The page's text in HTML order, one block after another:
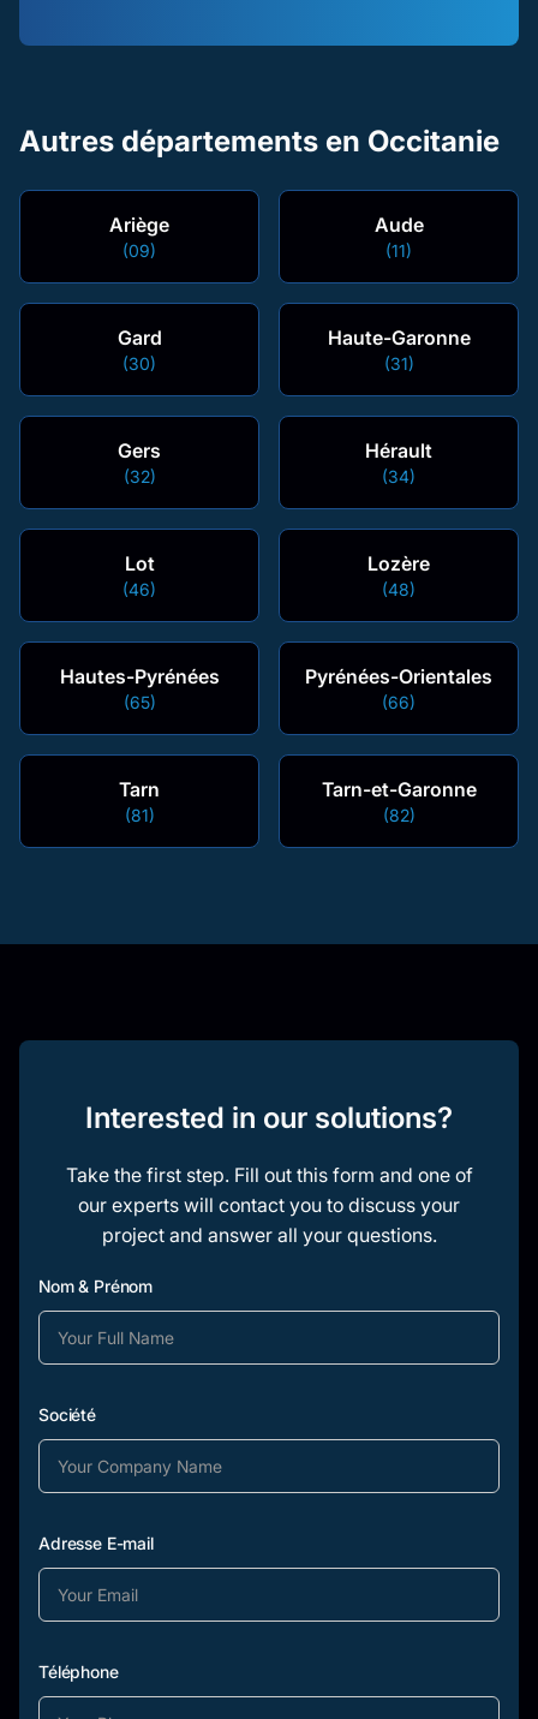
Autres départements en Occitanie
Ariège
(09)
Aude
(11)
Gard
(30)
Haute-Garonne
(31)
Gers
(32)
Hérault
(34)
Lot
(46)
Lozère
(48)
Hautes-Pyrénées
(65)
Pyrénées-Orientales
(66)
Tarn
(81)
Tarn-et-Garonne
(82)
Interested in our solutions?
Take the first step. Fill out this form and one of
our experts will contact you to discuss your
project and answer all your questions.
Nom & Prénom
Société
Adresse E-mail
Téléphone